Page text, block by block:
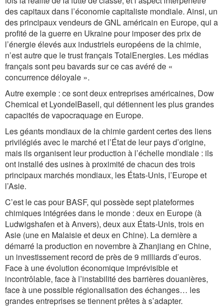
des capitaux dans l’économie capitaliste mondiale. Ainsi, un
des principaux vendeurs de GNL américain en Europe, qui a
profité de la guerre en Ukraine pour imposer des prix de
l’énergie élevés aux industriels européens de la chimie,
n’est autre que le trust français TotalEnergies. Les médias
français sont peu bavards sur ce cas avéré de «
concurrence déloyale ».
Autre exemple : ce sont deux entreprises américaines, Dow
Chemical et LyondelBasell, qui détiennent les plus grandes
capacités de vapocraquage en Europe.
Les géants mondiaux de la chimie gardent certes des liens
privilégiés avec le marché et l’État de leur pays d’origine,
mais ils organisent leur production à l’échelle mondiale : ils
ont installé des usines à proximité de chacun des trois
principaux marchés mondiaux, les États-Unis, l’Europe et
l’Asie.
C’est le cas pour BASF, qui possède sept plateformes
chimiques intégrées dans le monde : deux en Europe (à
Ludwigshafen et à Anvers), deux aux États-Unis, trois en
Asie (une en Malaisie et deux en Chine). La dernière a
démarré la production en novembre à Zhanjiang en Chine,
un investissement record de près de 9 milliards d’euros.
Face à une évolution économique imprévisible et
incontrôlable, face à l’instabilité des barrières douanières,
face à une possible régionalisation des échanges… les
grandes entreprises se tiennent prêtes à s’adapter.